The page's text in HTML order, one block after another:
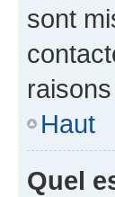
sont
Haut
Quel